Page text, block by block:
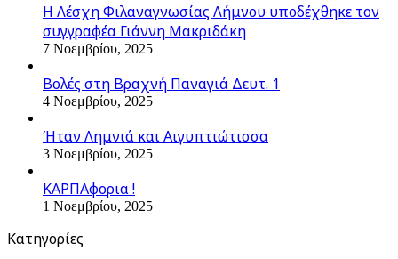
Η Λέσχη Φιλαναγνωσίας Λήμνου υποδέχθηκε τον
συγγραφέα Γιάννη Μακριδάκη
7 Νοεμβρίου, 2025
Βολές στη Βραχνή Παναγιά Δευτ. 1
4 Νοεμβρίου, 2025
Ήταν Λημνιά και Αιγυπτιώτισσα
3 Νοεμβρίου, 2025
ΚΑΡΠΑφορια !
1 Νοεμβρίου, 2025
Kατηγορίες